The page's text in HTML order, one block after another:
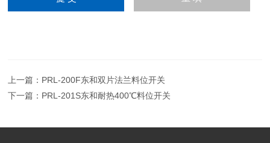
上一篇： PRL-200F东和双片法兰料位开关
下一篇： PRL-201S东和耐热400℃料位开关